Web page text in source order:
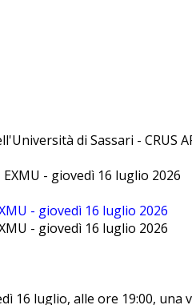
di Sassari - CRUS
- giovedì 16 luglio 2026
- giovedì 16 luglio 2026
16 luglio, alle ore 19:00,